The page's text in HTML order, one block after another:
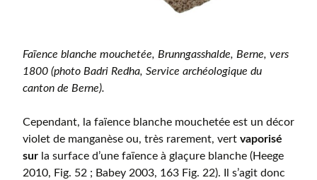
Faïence blanche mouchetée, Brunngasshalde, Berne, vers
1800 (photo Badri Redha, Service archéologique du
canton de Berne).
Cependant, la faïence blanche mouchetée est un décor
violet de manganèse ou, très rarement, vert vaporisé
sur la surface d’une faïence à glaçure blanche (Heege
2010, Fig. 52 ; Babey 2003, 163 Fig. 22). Il s’agit donc